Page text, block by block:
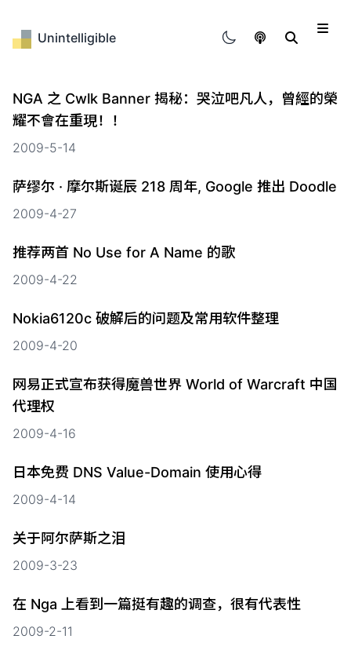
Unintelligible
NGA 之 Cwlk Banner 揭秘：哭泣吧凡人，曾經的榮
耀不會在重現！！
2009-5-14
萨缪尔 · 摩尔斯诞辰 218 周年, Google 推出 Doodle
2009-4-27
推荐两首 No Use for A Name 的歌
2009-4-22
Nokia6120c 破解后的问题及常用软件整理
2009-4-20
网易正式宣布获得魔兽世界 World of Warcraft 中国
代理权
2009-4-16
日本免费 DNS Value-Domain 使用心得
2009-4-14
关于阿尔萨斯之泪
2009-3-23
在 Nga 上看到一篇挺有趣的调查，很有代表性
2009-2-11